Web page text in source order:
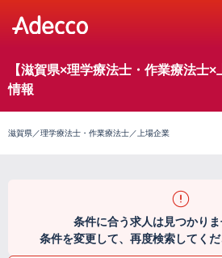
【滋賀県×理学療法士・作業療法士
情報
滋賀県／理学療法士・作業療法士／上場企業
条件に合う求人は見つかりま
条件を変更して、再度検索してくだ